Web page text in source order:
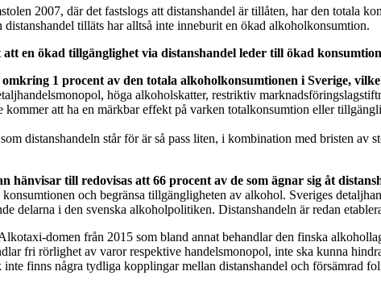
2007, där det fastslogs att distanshandel är tillåten, har den totala
tilläts har alltså inte inneburit en ökad alkoholkonsumtion.
en ökad tillgänglighet via distanshandel leder till ökad
1 procent av den totala alkoholkonsumtionen i Sverige,
höga alkoholskatter, restriktiv
att ha en märkbar effekt på varken totalkonsumtion eller
distanshandeln står för är så pass liten, i kombination med bristen
hänvisar till redovisas att 66 procent av de som ägnar sig åt
och begränsa tillgängligheten av alkohol. Sveriges
delarna i den svenska alkoholpolitiken. Distanshandeln är redan
domen från 2015 som bland annat behandlar den finska
fri rörlighet av varor respektive handelsmonopol, inte ska kunna
finns några tydliga kopplingar mellan distanshandel och försämrad